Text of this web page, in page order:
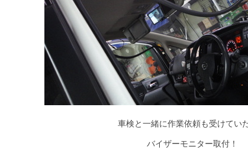
車検と一緒に作業依頼も受けてい
バイザーモニター取付！